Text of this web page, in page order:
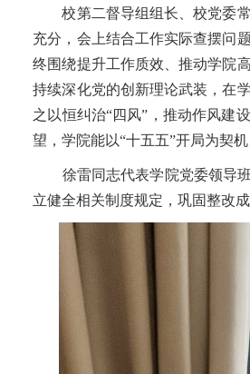
校第二督导组组长、校党委常
充分，会上结合工作实际查摆问
终围绕提升工作质效、推动学院
持续深化党的创新理论武装，在
之以恒纠治“四风”，推动作风建
望，学院能以“十五五”开局为契
徐雷同志代表学院党委领导班
立健全相关制度规定，巩固整改